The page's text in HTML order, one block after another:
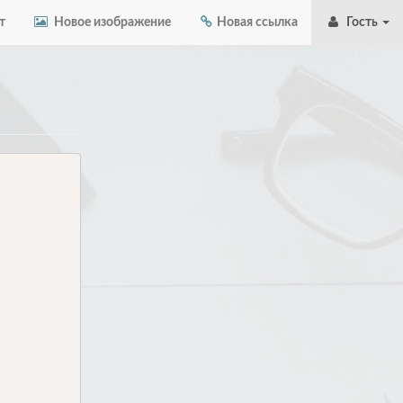
Новое изображение Новая ссылка Гость